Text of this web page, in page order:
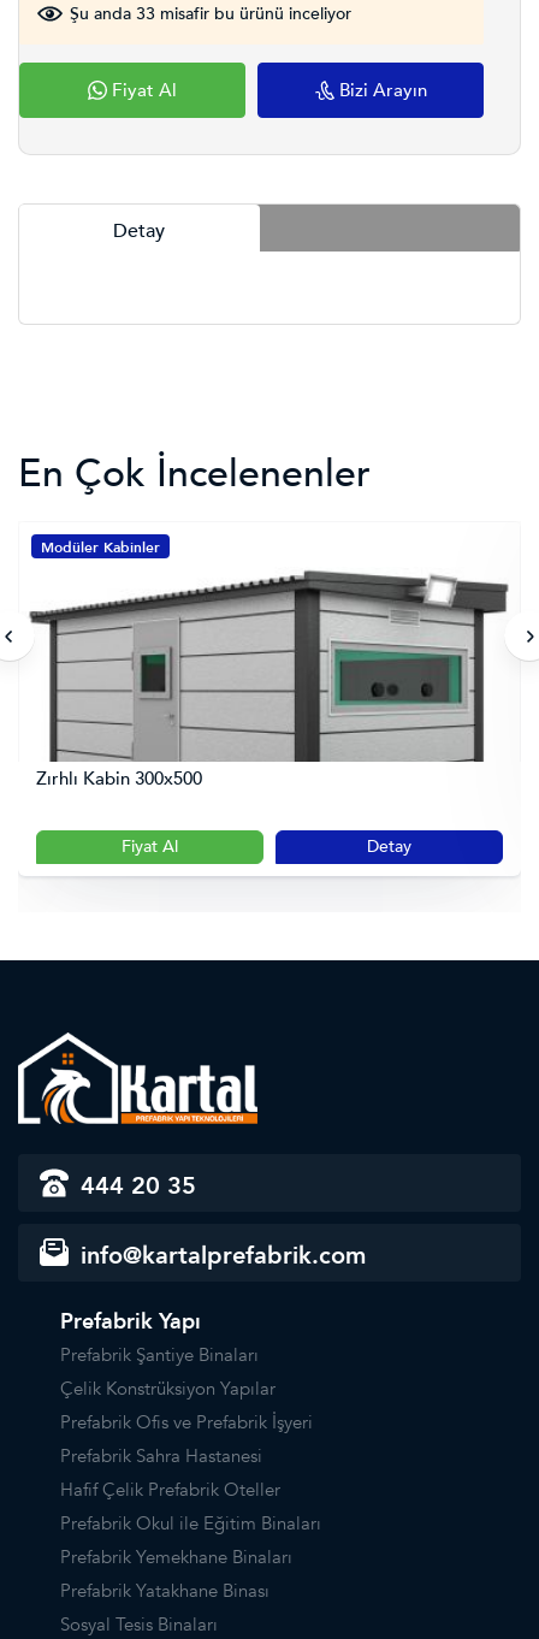
Şu anda 33 misafir bu ürünü inceliyor
Fiyat Al Bizi Arayın
Detay
En Çok İncelenenler
Modüler Kabinler
Zırhlı Kabin 300x500
Fiyat Al Detay
444 20 35
info@kartalprefabrik.com
Prefabrik Yapı
Prefabrik Şantiye Binaları
Çelik Konstrüksiyon Yapılar
Prefabrik Ofis ve Prefabrik İşyeri
Prefabrik Sahra Hastanesi
Hafif Çelik Prefabrik Oteller
Prefabrik Okul ile Eğitim Binaları
Prefabrik Yemekhane Binaları
Prefabrik Yatakhane Binası
Sosyal Tesis Binaları